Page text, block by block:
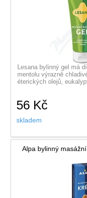
Lesana bylinný gel má
mentolu výrazně
éterických olejů,
56 Kč
skladem
Alpa bylinný